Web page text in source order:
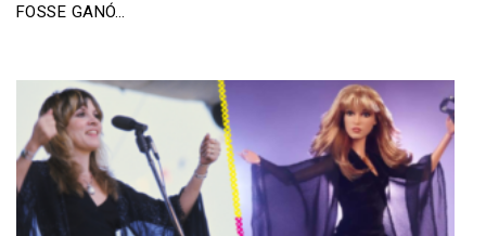
FOSSE GANÓ…